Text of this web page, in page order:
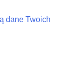
dane Twoich